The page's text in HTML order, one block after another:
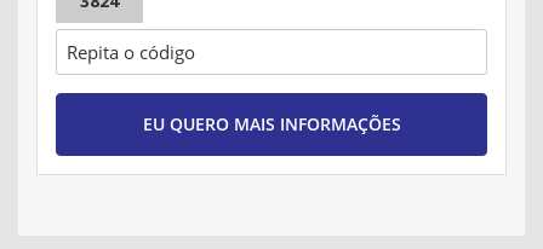
EU QUERO MAIS INFORMAÇÕES